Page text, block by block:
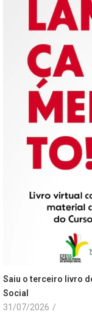
Saiu o terceiro livro
Social
31/07/2026 /